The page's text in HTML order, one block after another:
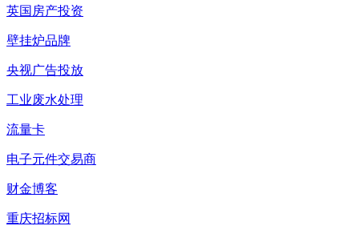
英国房产投资
壁挂炉品牌
央视广告投放
工业废水处理
流量卡
电子元件交易商
财金博客
重庆招标网